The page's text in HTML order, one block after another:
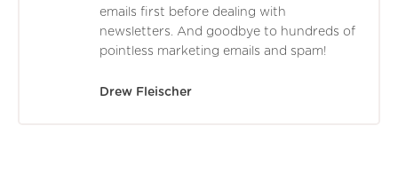
emails first before dealing with
newsletters. And goodbye to hundreds of
pointless marketing emails and spam!
Drew Fleischer